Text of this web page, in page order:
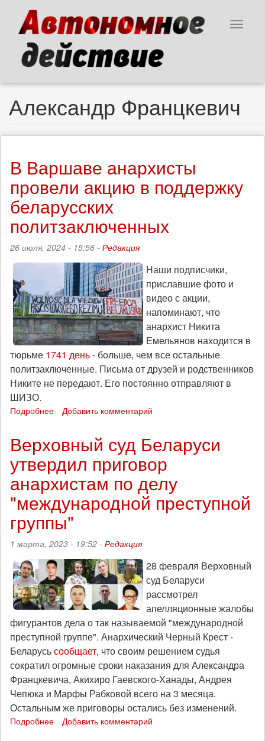
основному
содержанию
Toggle
Александр Францкевич
В Варшаве анархисты
провели акцию в поддержку
беларусских
политзаключенных
26 июля, 2024 - 15:56 - Редакция
Наши подписчики,
приславшие фото и
видео с акции,
напоминают, что
анархист Никита
Емельянов находится в
тюрьме 1741 день- больше, чем все остальные
политзаключенные. Письма от друзей и родственников
Никите не передают. Его постоянно отправляют в
ШИЗО.
Подробнее
анархисты
акцию
в
поддержку
беларусских
политзаключенных
Добавить комментарий
Верховный суд Беларуси
утвердил приговор
анархистам по делу
"международной преступной
группы"
1 марта, 2023 - 19:52 - Редакция
28 февраля Верховный
суд Беларуси
рассмотрел
апелляционные жалобы
фигурантов дела о так называемой "международной
преступной группе". Анархический Черный Крест -
Беларусьсообщает, что своим решением судья
сократил огромные сроки наказания для Александра
Францкевича, Акихиро Гаевского-Ханады, Андрея
Чепюка и Марфы Рабковой всего на 3 месяца.
Остальным же приговоры остались без изменений.
Подробнее Добавить комментарий